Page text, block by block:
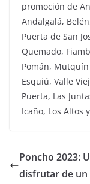
promoción de
Andalgalá,
Puerta de San
Quemado,
Pomán,
Esquiú, Valle
Puerta, Las
Icaño, Los Altos
Poncho 2023:
disfrutar de un